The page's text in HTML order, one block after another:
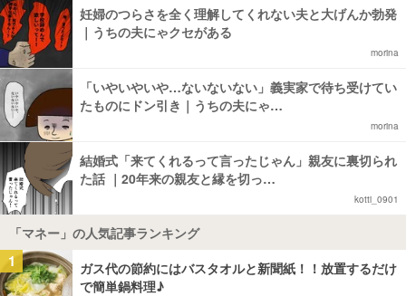
妊婦のつらさを全く理解してくれない夫と大げんか勃発
｜うちの夫にゃクセがある
morina
「いやいやいや…ないないない」義実家で待ち受けてい
たものにドン引き｜うちの夫にゃ…
morina
結婚式「来てくれるって言ったじゃん」親友に裏切られ
た話 ｜20年来の親友と縁を切っ…
kotti_0901
「マネー」の人気記事ランキング
1
ガス代の節約にはバスタオルと新聞紙！！放置するだけ
で簡単鍋料理♪